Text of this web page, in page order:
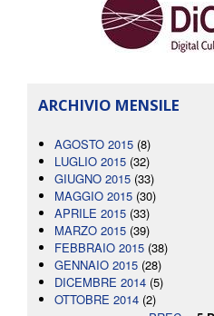
ARCHIVIO MENSILE
AGOSTO 2015 (8)
LUGLIO 2015 (32)
GIUGNO 2015 (33)
MAGGIO 2015 (30)
APRILE 2015 (33)
MARZO 2015 (39)
FEBBRAIO 2015 (38)
GENNAIO 2015 (28)
DICEMBRE 2014 (5)
OTTOBRE 2014 (2)